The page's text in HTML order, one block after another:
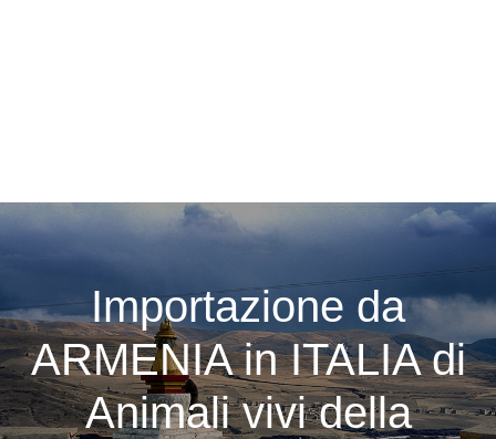
Importazione da
ARMENIA in ITALIA di
Animali vivi della